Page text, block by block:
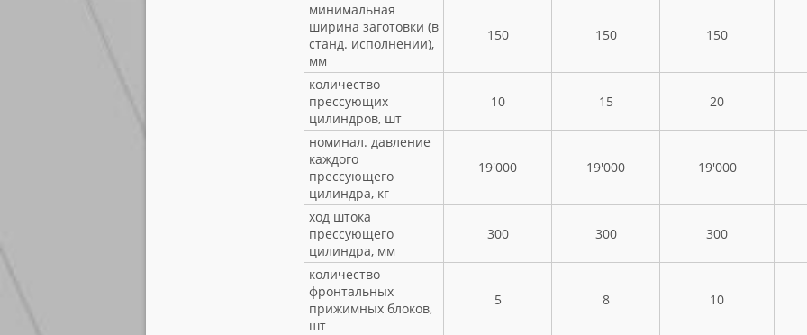
минимальная
ширина заготовки (в
станд. исполнении),
мм
150 150 150
количество
прессующих
цилиндров, шт
10 15 20
номинал. давление
каждого
прессующего
цилиндра, кг
19'000 19'000 19'000
ход штока
прессующего
цилиндра, мм
300 300 300
количество
фронтальных
прижимных блоков,
шт
5 8 10